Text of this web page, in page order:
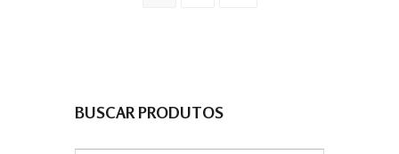
BUSCAR PRODUTOS